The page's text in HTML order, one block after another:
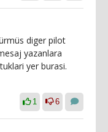
diger pilot
yazanlara
yer burasi.
1 6